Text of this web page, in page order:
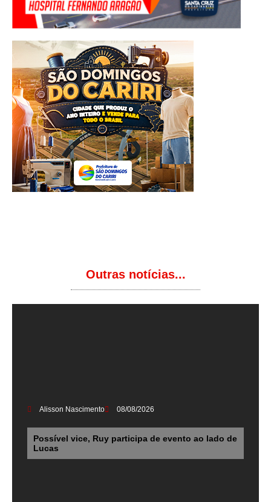
Outras notícias...
Alisson Nascimento 08/08/2026
Possível vice, Ruy participa de evento ao lado de
Lucas